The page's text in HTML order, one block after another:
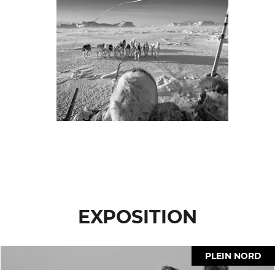
EXPOSITION
PLEIN NORD